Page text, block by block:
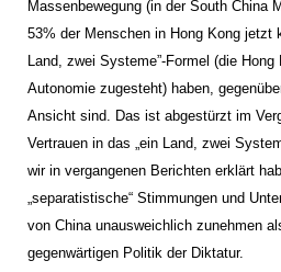
Massenbewegung (in der South China
53% der Menschen in Hong Kong jetzt
Land, zwei Systeme”-Formel (die
Autonomie zugesteht) haben,
Ansicht sind. Das ist abgestürzt im
Vertrauen in das „ein Land, zwei
wir in vergangenen Berichten erklärt
„separatistische“ Stimmungen und
von China unausweichlich zunehmen
gegenwärtigen Politik der Diktatur.